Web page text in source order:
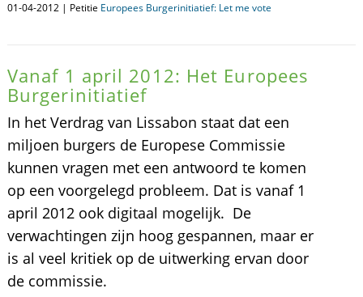
01-04-2012 | Petitie Europees Burgerinitiatief: Let me vote
Vanaf 1 april 2012: Het Europees
Burgerinitiatief
In het Verdrag van Lissabon staat dat een
miljoen burgers de Europese Commissie
kunnen vragen met een antwoord te komen
op een voorgelegd probleem. Dat is vanaf 1
april 2012 ook digitaal mogelijk. De
verwachtingen zijn hoog gespannen, maar er
is al veel kritiek op de uitwerking ervan door
de commissie.